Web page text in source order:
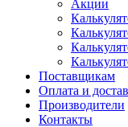
Акции
Поставщикам
Оплата и
Производители
Контакты